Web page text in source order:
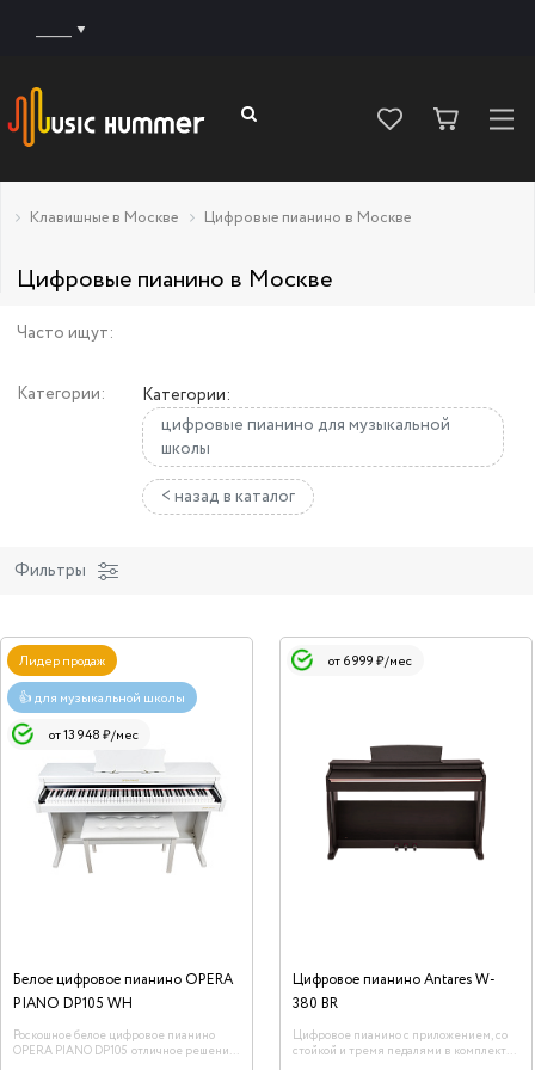
Клавишные в Москве Цифровые пианино в Москве
Цифровые пианино в Москве
Часто ищут:
Категории:
Категории:
цифровые пианино для музыкальной
школы
< назад в каталог
Фильтры
Лидер продаж
👍 для музыкальной школы
от 13 948 ₽/мес
Белое цифровое пианино OPERA
PIANO DP105 WH
Роскошное белое цифровое пианино
OPERA PIANO DP105 отличное решение
от 6 999 ₽/мес
Цифровое пианино Antares W-
380 BR
Цифровое пианино с приложением, со
стойкой и тремя педалями в комплекте.,